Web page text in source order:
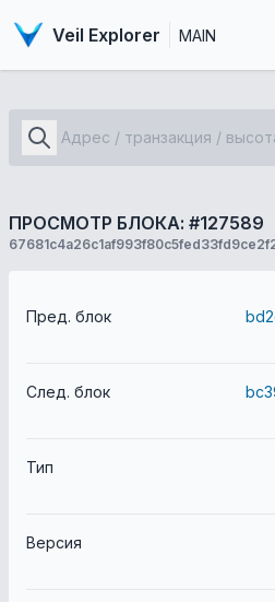
Veil Explorer MAIN
ПРОСМОТР БЛОКА: #127589
Пред. блок
След. блок
Тип
Версия